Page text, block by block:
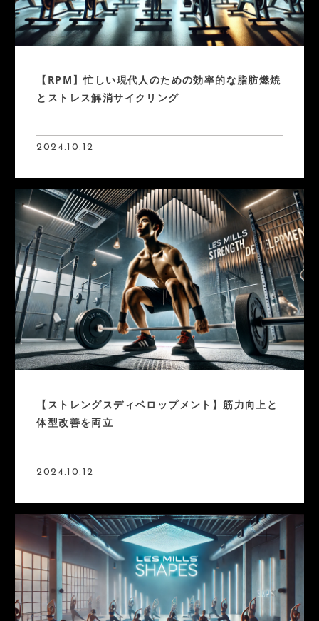
【RPM】忙しい現代人のための効率的な脂肪燃焼
とストレス解消サイクリング
2024.10.12
【ストレングスディベロップメント】筋力向上と
体型改善を両立
2024.10.12